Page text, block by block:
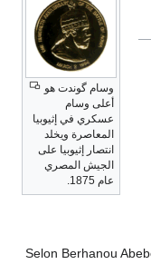
وسام گوندت هو
أعلى وسام
عسكري في إثيوبيا
المعاصرة ويخلد
انتصار إثيوبيا على
الجيش المصري
عام 1875.
Selon Berhanou